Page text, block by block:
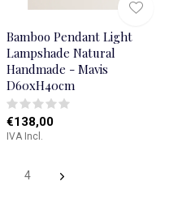
Bamboo Pendant Light
Lampshade Natural
Handmade - Mavis
D60xH40cm
€138,00
IVA Incl.
4